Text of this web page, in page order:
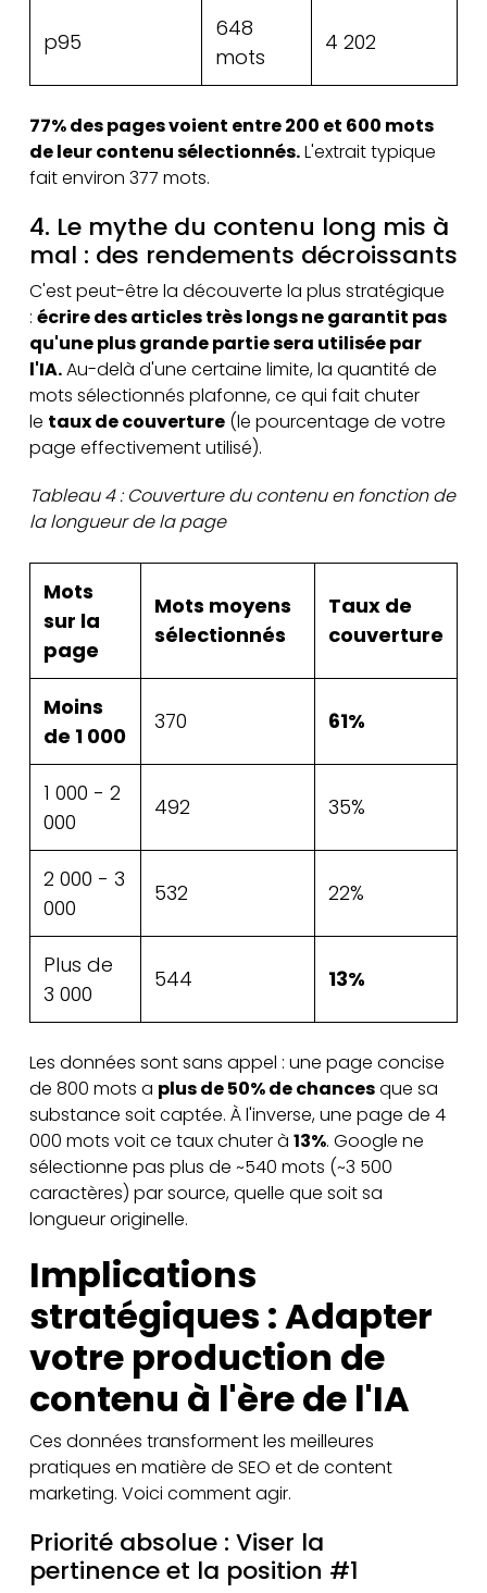
p95
648
mots
4 202
77% des pages voient entre 200 et 600 mots
de leur contenu sélectionnés.L'extrait typique
fait environ 377 mots.
4. Le mythe du contenu long mis à
mal : des rendements décroissants
C'est peut-être la découverte la plus stratégique
: écrire des articles très longs ne garantit pas
qu'une plus grande partie sera utilisée par
l'IA.Au-delà d'une certaine limite, la quantité de
mots sélectionnés plafonne, ce qui fait chuter
le taux de couverture (le pourcentage de votre
page effectivement utilisé).
Tableau 4 : Couverture du contenu en fonction de
la longueur de la page
Mots
sur la
page
Mots moyens
sélectionnés
Taux de
couverture
Moins
de 1 000
370 61%
1 000 - 2
000
492 35%
2 000 - 3
000
532 22%
Plus de
3 000
544 13%
Les données sont sans appel : une page concise
de 800 mots a plus de 50% de chancesque sa
substance soit captée. À l'inverse, une page de 4
000 mots voit ce taux chuter à 13%. Google ne
sélectionne pas plus de ~540 mots (~3 500
caractères) par source, quelle que soit sa
longueur originelle.
Implications
stratégiques : Adapter
votre production de
contenu à l'ère de l'IA
Ces données transforment les meilleures
pratiques en matière de SEO et de content
marketing. Voici comment agir.
Priorité absolue : Viser la
pertinence et la position #1